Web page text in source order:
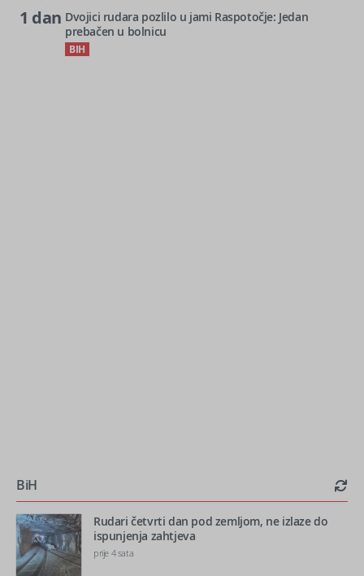
1 dan Dvojici rudara pozlilo u jami Raspotočje: Jedan
prebačen u bolnicu
BIH
BiH
Rudari četvrti dan pod zemljom, ne izlaze do
ispunjenja zahtjeva
prije 4 sata